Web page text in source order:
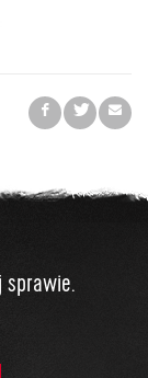
sprawie.